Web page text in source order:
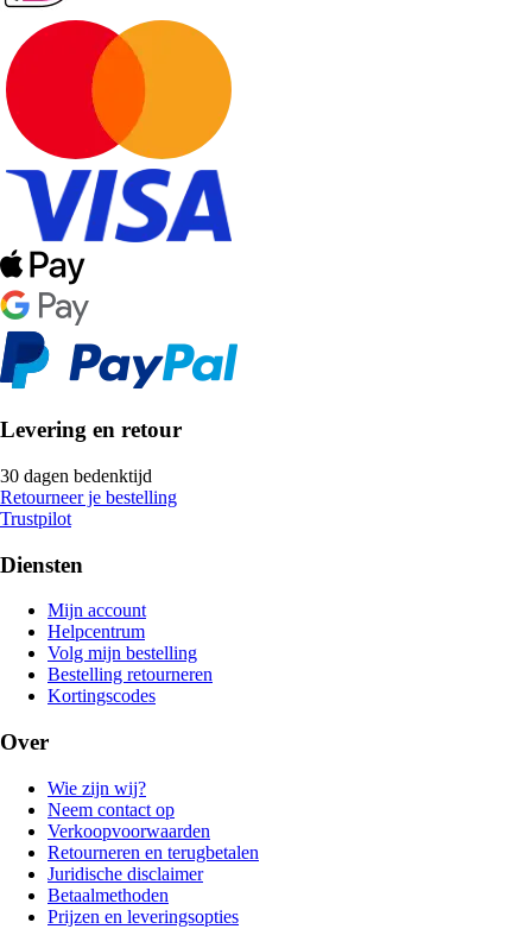
Levering en retour
30 dagen bedenktijd
Retourneer je bestelling
Trustpilot
Diensten
Mijn account
Helpcentrum
Volg mijn bestelling
Bestelling retourneren
Kortingscodes
Over
Wie zijn wij?
Neem contact op
Verkoopvoorwaarden
Retourneren en terugbetalen
Juridische disclaimer
Betaalmethoden
Prijzen en leveringsopties